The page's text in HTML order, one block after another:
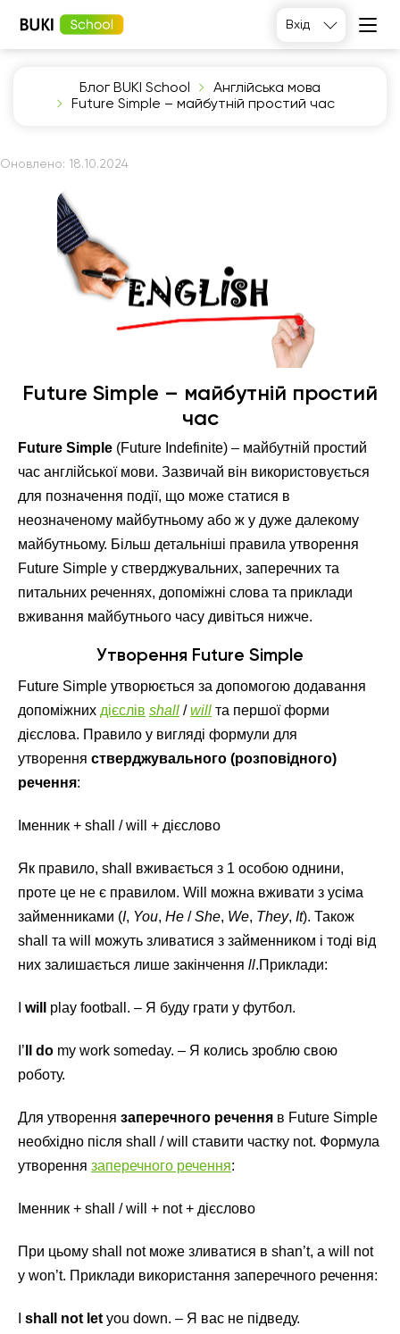
Вхід
Блог BUKI School
Англійська мова
Future Simple – майбутній простий час
Оновлено: 18.10.2024
Future Simple – майбутній простий
час
Future Simple (Future Indefinite) – майбутній простий
час англійської мови. Зазвичай він використовується
для позначення події, що може статися в
неозначеному майбутньому або ж у дуже далекому
майбутньому. Більш детальніші правила утворення
Future Simple у стверджувальних, заперечних та
питальних реченнях, допоміжні слова та приклади
вживання майбутнього часу дивіться нижче.
Утворення Future Simple
Future Simple утворюється за допомогою додавання
допоміжних дієслів shall /will та першої форми
дієслова. Правило у вигляді формули для
утворення стверджувального (розповідного)
речення:
Іменник + shall / will + дієслово
Як правило, shall вживається з 1 особою однини,
проте це не є правилом. Will можна вживати з усіма
займенниками (I, You, He /She, We, They, It). Також
shall та will можуть зливатися з займенником і тоді від
них залишається лише закінчення ll.Приклади:
will play football. – Я буду грати у футбол.
I’ ll do my work someday. – Я колись зроблю свою
роботу.
Для утворення заперечного речення в Future Simple
необхідно після shall / will ставити частку not. Формула
утворення заперечного речення:
Іменник + shall / will + not + дієслово
При цьому shall not може зливатися в shan’t, а will not
у won’t. Приклади використання заперечного речення:
shall not let you down. – Я вас не підведу.